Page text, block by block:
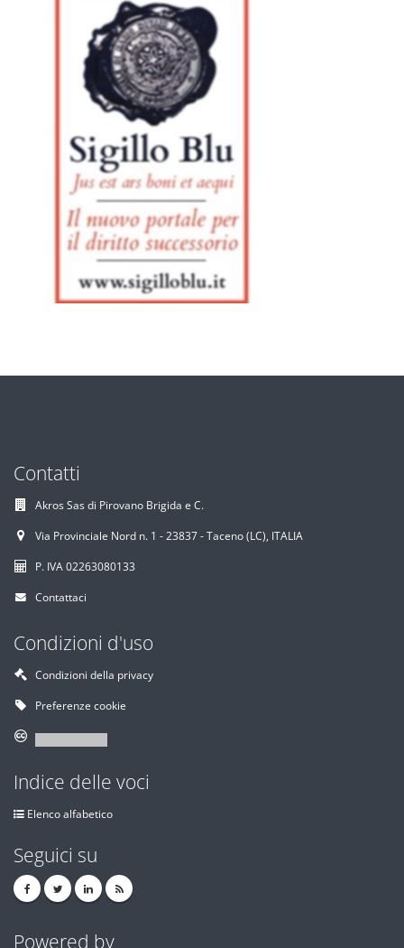
Contatti
Akros Sas di Pirovano Brigida e C.
Via Provinciale Nord n. 1 - 23837 - Taceno (LC), ITALIA
P. IVA 02263080133
Contattaci
Condizioni d'uso
Condizioni della privacy
Preferenze cookie
Indice delle voci
Elenco alfabetico
Seguici su
Powered by